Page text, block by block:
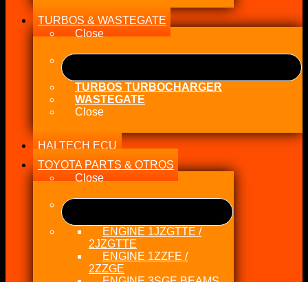
TURBOS & WASTEGATE
Close
TURBOS TURBOCHARGER
WASTEGATE
Close
HALTECH ECU
TOYOTA PARTS & OTROS
Close
ENGINE 1JZGTTE /
2JZGTTE
ENGINE 1ZZFE /
2ZZGE